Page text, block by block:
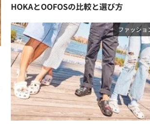
HOKAとOOFOSの比較と選び方
ファッショ